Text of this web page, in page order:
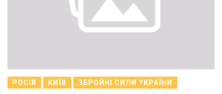
РОСІЯ КИЇВ ЗБРОЙНІ СИЛИ УКРАЇНИ